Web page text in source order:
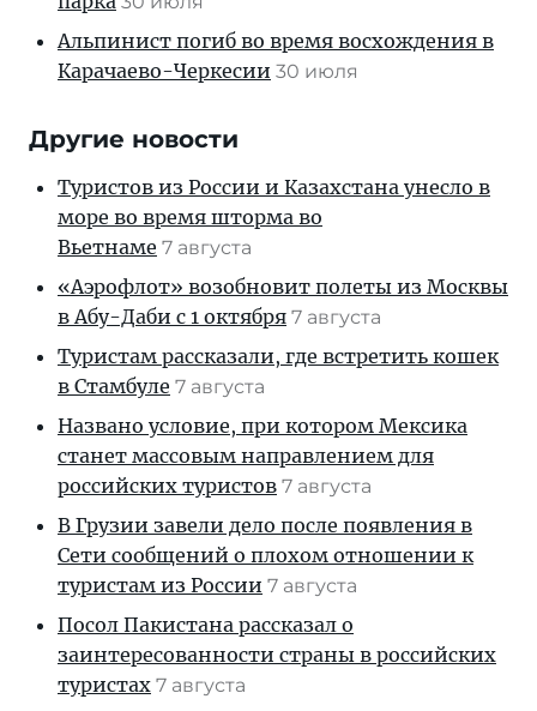
Альпинист погиб во время восхождения в
Карачаево-Черкесии 30 июля
Другие новости
Туристов из России и Казахстана унесло в
море во время шторма во
Вьетнаме 7 августа
«Аэрофлот» возобновит полеты из Москвы
в Абу-Даби с 1 октября 7 августа
Туристам рассказали, где встретить кошек
в Стамбуле 7 августа
Названо условие, при котором Мексика
станет массовым направлением для
российских туристов 7 августа
В Грузии завели дело после появления в
Сети сообщений о плохом отношении к
туристам из России 7 августа
Посол Пакистана рассказал о
заинтересованности страны в российских
туристах 7 августа